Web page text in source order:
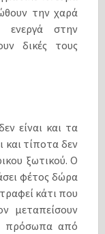
την χαρά
ενεργά στην
δικές τους
είναι και τα
και τίποτα δεν
ξωτικού. Ο
φέτος δώρα
κάτι που
μεταπείσουν
πρόσωπα από